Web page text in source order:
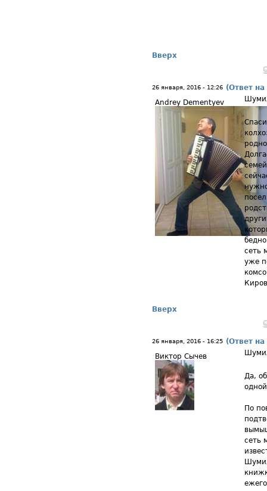
Вверх
26 января, 2016 - 12:26 (Ответ
Andrey Dementyev
сеть
уже
Вверх
26 января, 2016 - 16:25 (Ответ
Виктор Сычев
Да,
По
сеть